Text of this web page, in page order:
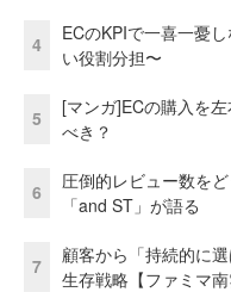
4
ECのKPIで一喜一憂
い役割分担〜
5
[マンガ]ECの購入を
べき？
6
圧倒的レビュー数を
「and ST」が語る
7
顧客から「持続的に
生存戦略【ファミマ